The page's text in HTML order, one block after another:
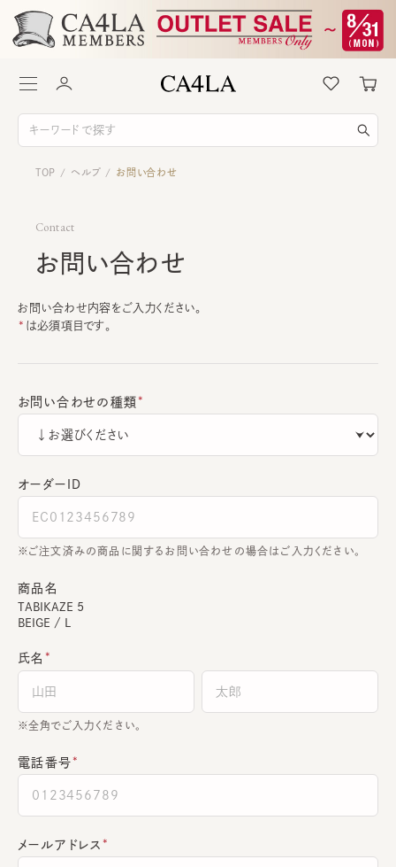
TOP / ヘルプ / お問い合わせ
Contact
お問い合わせ
お問い合わせ内容をご入力ください。
は必須項目です。
お問い合わせの種類
オーダーＩＤ
ご注文済みの商品に関するお問い合わせの場合はご入力ください。
商品名
TABIKAZE 5
BEIGE / L
氏名
全角でご入力ください。
電話番号
メールアドレス